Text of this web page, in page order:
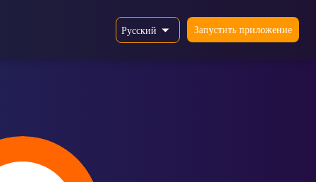
Русский Запустить приложение